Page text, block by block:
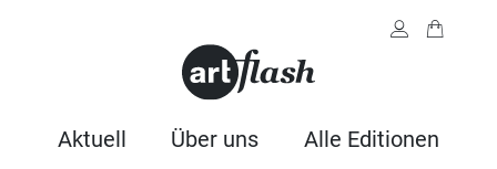
Aktuell Über uns Alle Editionen